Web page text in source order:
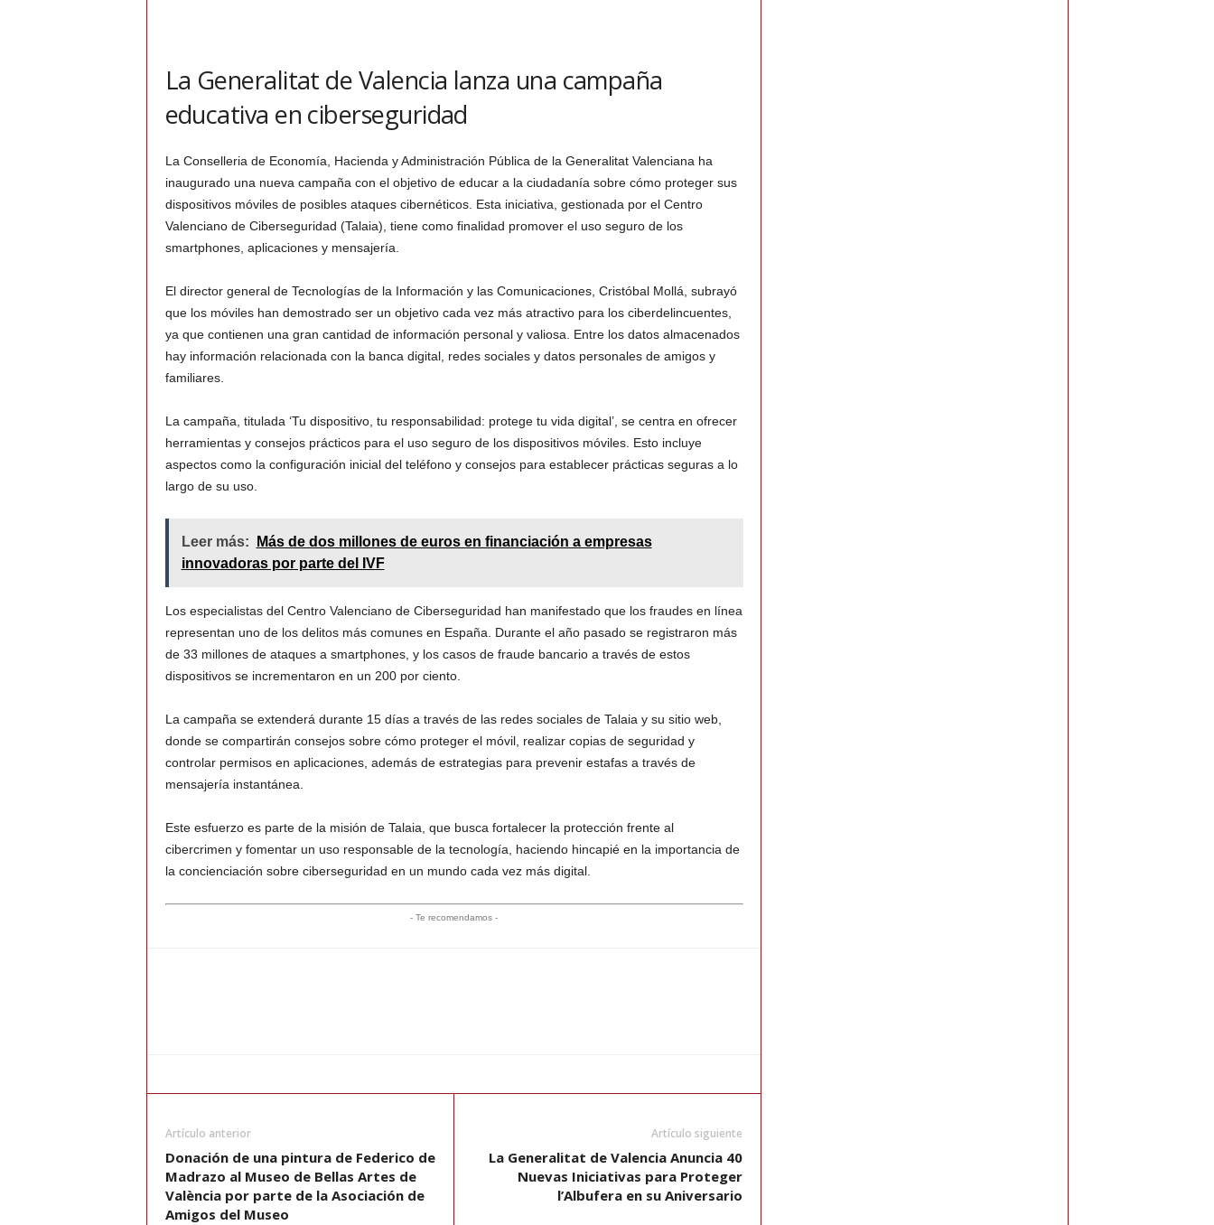
La Generalitat de Valencia lanza una campaña
educativa en ciberseguridad
La Conselleria de Economía, Hacienda y Administración Pública de la Generalitat Valenciana ha
inaugurado una nueva campaña con el objetivo de educar a la ciudadanía sobre cómo proteger sus
dispositivos móviles de posibles ataques cibernéticos. Esta iniciativa, gestionada por el Centro
Valenciano de Ciberseguridad (Talaia), tiene como finalidad promover el uso seguro de los
smartphones, aplicaciones y mensajería.
El director general de Tecnologías de la Información y las Comunicaciones, Cristóbal Mollá, subrayó
que los móviles han demostrado ser un objetivo cada vez más atractivo para los ciberdelincuentes,
ya que contienen una gran cantidad de información personal y valiosa. Entre los datos almacenados
hay información relacionada con la banca digital, redes sociales y datos personales de amigos y
familiares.
La campaña, titulada ‘Tu dispositivo, tu responsabilidad: protege tu vida digital’, se centra en ofrecer
herramientas y consejos prácticos para el uso seguro de los dispositivos móviles. Esto incluye
aspectos como la configuración inicial del teléfono y consejos para establecer prácticas seguras a lo
largo de su uso.
Leer más:
Más de dos millones de euros en financiación a empresas
innovadoras por parte del IVF
Los especialistas del Centro Valenciano de Ciberseguridad han manifestado que los fraudes en línea
representan uno de los delitos más comunes en España. Durante el año pasado se registraron más
de 33 millones de ataques a smartphones, y los casos de fraude bancario a través de estos
dispositivos se incrementaron en un 200 por ciento.
La campaña se extenderá durante 15 días a través de las redes sociales de Talaia y su sitio web,
donde se compartirán consejos sobre cómo proteger el móvil, realizar copias de seguridad y
controlar permisos en aplicaciones, además de estrategias para prevenir estafas a través de
mensajería instantánea.
Este esfuerzo es parte de la misión de Talaia, que busca fortalecer la protección frente al
cibercrimen y fomentar un uso responsable de la tecnología, haciendo hincapié en la importancia de
la concienciación sobre ciberseguridad en un mundo cada vez más digital.
- Te recomendamos -
Artículo anterior
Donación de una pintura de Federico de
Madrazo al Museo de Bellas Artes de
València por parte de la Asociación de
Amigos del Museo
Artículo siguiente
La Generalitat de Valencia Anuncia 40
Nuevas Iniciativas para Proteger
l’Albufera en su Aniversario